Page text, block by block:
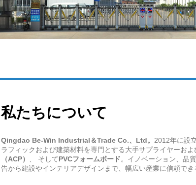
私たちについて
Qingdao Be-Win Industrial＆Trade Co.、Ltd。 2012年に設
ラフィックおよび建築材料を専門とする大手サプライヤーおよ
（ACP）
、 そしてPVCフォームボード。イノベーション、品
告から建設やインテリアデザインまで、幅広い産業に信頼で